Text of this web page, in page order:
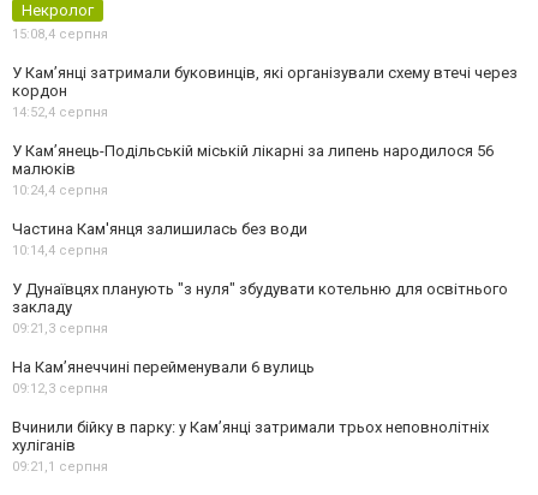
Некролог
15:08,4 серпня
У Кам’янці затримали буковинців, які організували схему втечі через
кордон
14:52,4 серпня
У Кам’янець-Подільській міській лікарні за липень народилося 56
малюків
10:24,4 серпня
Частина Кам'янця залишилась без води
10:14,4 серпня
У Дунаївцях планують "з нуля" збудувати котельню для освітнього
закладу
09:21,3 серпня
На Камʼянеччині перейменували 6 вулиць
09:12,3 серпня
Вчинили бійку в парку: у Кам’янці затримали трьох неповнолітніх
хуліганів
09:21,1 серпня